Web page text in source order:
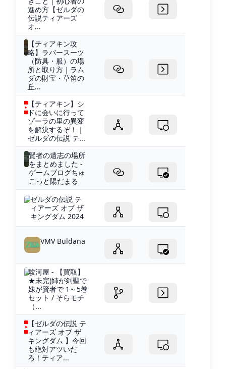
進め方【ゼルダの
伝説ティアーズ
オ...
【ティアキン攻
略】ラバースーツ
（防具・服）の場
所と取り方｜ラム
ダの財宝・草笛の
丘...
【ティアキン】シ
ドに会いに行って
ゾーラの里の異変
を解決するぞ！｜
ゼルダの伝説 テ...
賢者の遺志の場所
をまとめました -
ゲームブログちゅ
こっと陽だまる
ゼルダの伝説 テ
ィアーズ オブ ザ
キングダム 2024
VMV Buldana
駿河屋 - 【買取】
★未完)姉が剣聖で
妹が賢者で 1～5巻
セット / そらモチ
（...
【ゼルダの伝説 テ
ィアーズ オブ ザ
キングダム 】今回
も絶対アツいだ
ろ！ティア...